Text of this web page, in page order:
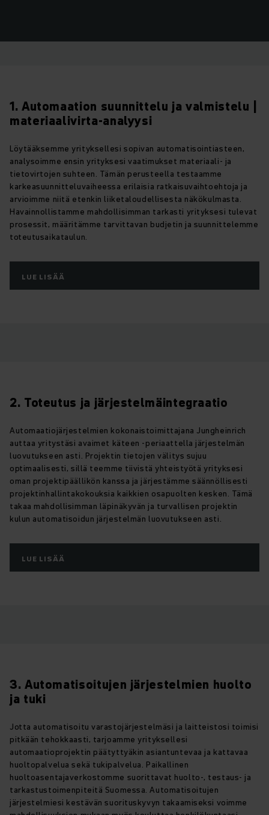
1. Automaation suunnittelu ja valmistelu |
materiaalivirta-analyysi
Löytääksemme yrityksellesi sopivan automatisointiasteen,
analysoimme ensin yrityksesi vaatimukset materiaali- ja
tietovirtojen suhteen. Tämän perusteella testaamme
karkeasuunnitteluvaiheessa erilaisia ratkaisuvaihtoehtoja ja
arvioimme niitä etenkin liiketaloudellisesta näkökulmasta.
Havainnollistamme mahdollisimman tarkasti yrityksesi tulevat
prosessit, määritämme tarvittavan budjetin ja suunnittelemme
toteutusaikataulun.
LUE LISÄÄ
2. Toteutus ja järjestelmäintegraatio
Automaatiojärjestelmien kokonaistoimittajana Jungheinrich
auttaa yritystäsi avaimet käteen -periaattella järjestelmän
luovutukseen asti. Projektin tietojen välitys sujuu
optimaalisesti, sillä teemme tiivistä yhteistyötä yrityksesi
oman projektipäällikön kanssa ja järjestämme säännöllisesti
projektinhallintakokouksia kaikkien osapuolten kesken. Tämä
takaa mahdollisimman läpinäkyvän ja turvallisen projektin
kulun automatisoidun järjestelmän luovutukseen asti.
LUE LISÄÄ
3. Automatisoitujen järjestelmien huolto
ja tuki
Jotta automatisoitu varastojärjestelmäsi ja laitteistosi toimisi
pitkään tehokkaasti, tarjoamme yrityksellesi
automaatioprojektin päätyttyäkin asiantuntevaa ja kattavaa
huoltopalvelua sekä tukipalvelua. Paikallinen
huoltoasentajaverkostomme suorittavat huolto-, testaus- ja
tarkastustoimenpiteitä Suomessa. Automatisoitujen
järjestelmiesi kestävän suorituskyvyn takaamiseksi voimme